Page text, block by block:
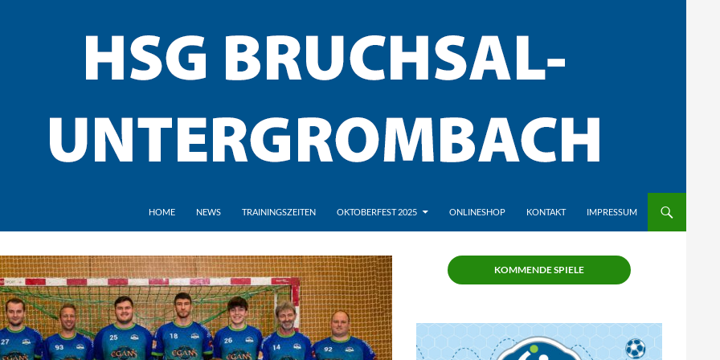
HOME NEWS TRAININGSZEITEN OKTOBERFEST 2025 ONLINESHOP KONTAKT IMPRESSUM
KOMMENDE SPIELE